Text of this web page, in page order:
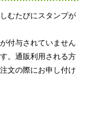
むたびにスタンプが
付与されていません
。通販利用される方
文の際にお申し付け